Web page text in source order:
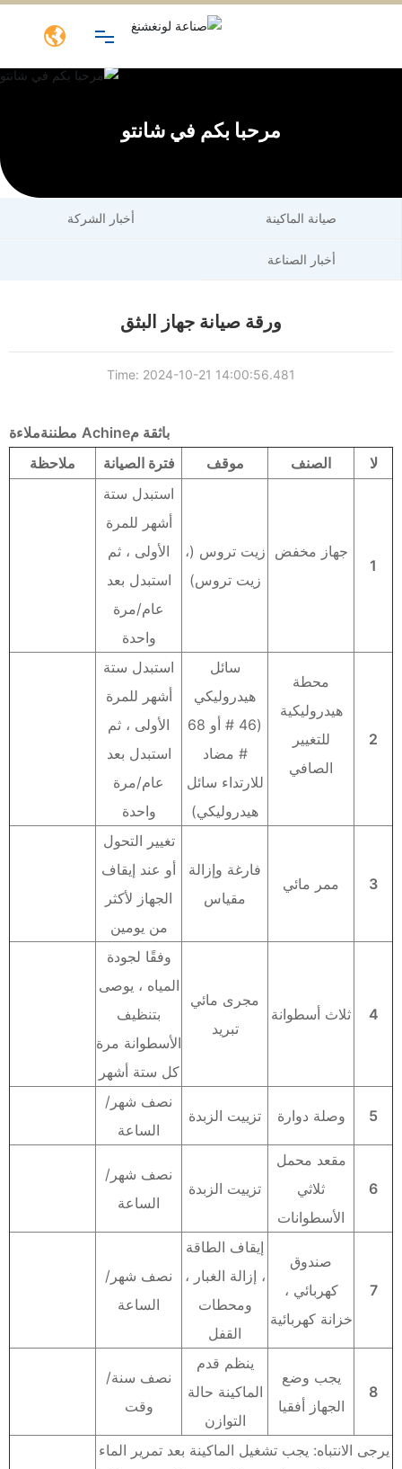
مدونة
الاتصال

مرحبا بكم في شانتو
صيانة الماكينة أخبار الشركة
أخبار الصناعة
ورقة صيانة جهاز البثق
Time: 2024-10-21 14:00:56.481
باثقة مAchine مطننةملاءة
لا
الصنف موقف فترة الصيانة ملاحظة
1
جهاز مخفض زيت تروس (،
زيت تروس)
استبدل ستة
أشهر للمرة
الأولى ، ثم
استبدل بعد
عام/مرة
واحدة
2
محطة
هيدروليكية
للتغيير
الصافي
سائل
هيدروليكي
(46 # أو 68
# مضاد
للارتداء سائل
هيدروليكي)
استبدل ستة
أشهر للمرة
الأولى ، ثم
استبدل بعد
عام/مرة
واحدة
3 ممر مائي
فارغة وإزالة
مقياس
تغيير التحول
أو عند إيقاف
الجهاز لأكثر
من يومين
4 ثلاث أسطوانة
مجرى مائي
تبريد
وفقًا لجودة
المياه ، يوصى
بتنظيف
الأسطوانة مرة
كل ستة أشهر
5 وصلة دوارة تزييت الزبدة
نصف شهر/
الساعة
6
مقعد محمل
ثلاثي
الأسطوانات
تزييت الزبدة
نصف شهر/
الساعة
7
صندوق
كهربائي ،
خزانة كهربائية
إيقاف الطاقة
، إزالة الغبار ،
ومحطات
القفل
نصف شهر/
الساعة
8
يجب وضع
الجهاز أفقيا
ينظم قدم
الماكينة حالة
التوازن
نصف سنة/
وقت
يرجى الانتباه: يجب تشغيل الماكينة بعد تمرير الماء